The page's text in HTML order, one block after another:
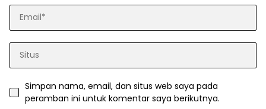
Simpan nama, email, dan situs web saya pada
peramban ini untuk komentar saya berikutnya.